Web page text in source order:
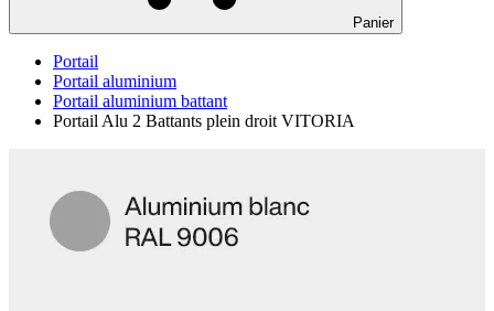
Panier
Portail
Portail aluminium
Portail aluminium battant
Portail Alu 2 Battants plein droit VITORIA